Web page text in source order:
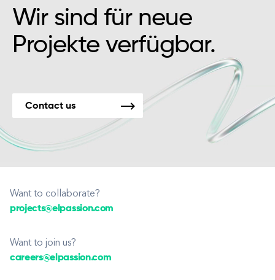
Wir sind für neue
Projekte verfügbar.
Contact us
Want to collaborate?
projects@elpassion.com
Want to join us?
careers@elpassion.com